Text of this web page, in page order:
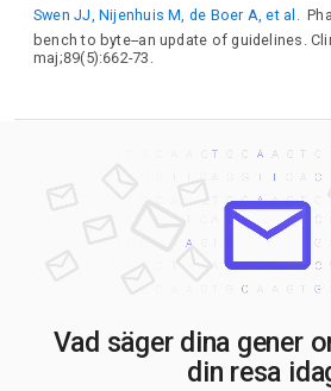
Swen JJ, Nijenhuis M, de Boer A, et al.
bench to byte--an update of guidelines.
maj;89(5):662-73.
Vad säger dina gener
din resa